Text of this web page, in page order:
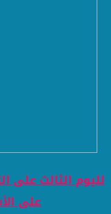
لليوم الثالث على
على